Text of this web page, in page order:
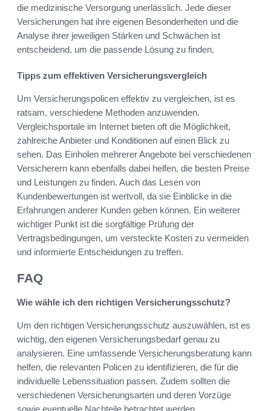
die medizinische Versorgung unerlässlich. Jede dieser
Versicherungen hat ihre eigenen Besonderheiten und die
Analyse ihrer jeweiligen Stärken und Schwächen ist
entscheidend, um die passende Lösung zu finden.
Tipps zum effektiven Versicherungsvergleich
Um Versicherungspolicen effektiv zu vergleichen, ist es
ratsam, verschiedene Methoden anzuwenden.
Vergleichsportale im Internet bieten oft die Möglichkeit,
zahlreiche Anbieter und Konditionen auf einen Blick zu
sehen. Das Einholen mehrerer Angebote bei verschiedenen
Versicherern kann ebenfalls dabei helfen, die besten Preise
und Leistungen zu finden. Auch das Lesen von
Kundenbewertungen ist wertvoll, da sie Einblicke in die
Erfahrungen anderer Kunden geben können. Ein weiterer
wichtiger Punkt ist die sorgfältige Prüfung der
Vertragsbedingungen, um versteckte Kosten zu vermeiden
und informierte Entscheidungen zu treffen.
FAQ
Wie wähle ich den richtigen Versicherungsschutz?
Um den richtigen Versicherungsschutz auszuwählen, ist es
wichtig, den eigenen Versicherungsbedarf genau zu
analysieren. Eine umfassende Versicherungsberatung kann
helfen, die relevanten Policen zu identifizieren, die für die
individuelle Lebenssituation passen. Zudem sollten die
verschiedenen Versicherungsarten und deren Vorzüge